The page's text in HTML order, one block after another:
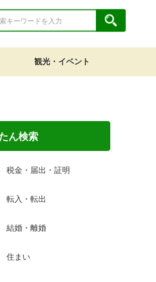
観光・イベント
ん検索
税金・届出・証明
転入・転出
結婚・離婚
住まい